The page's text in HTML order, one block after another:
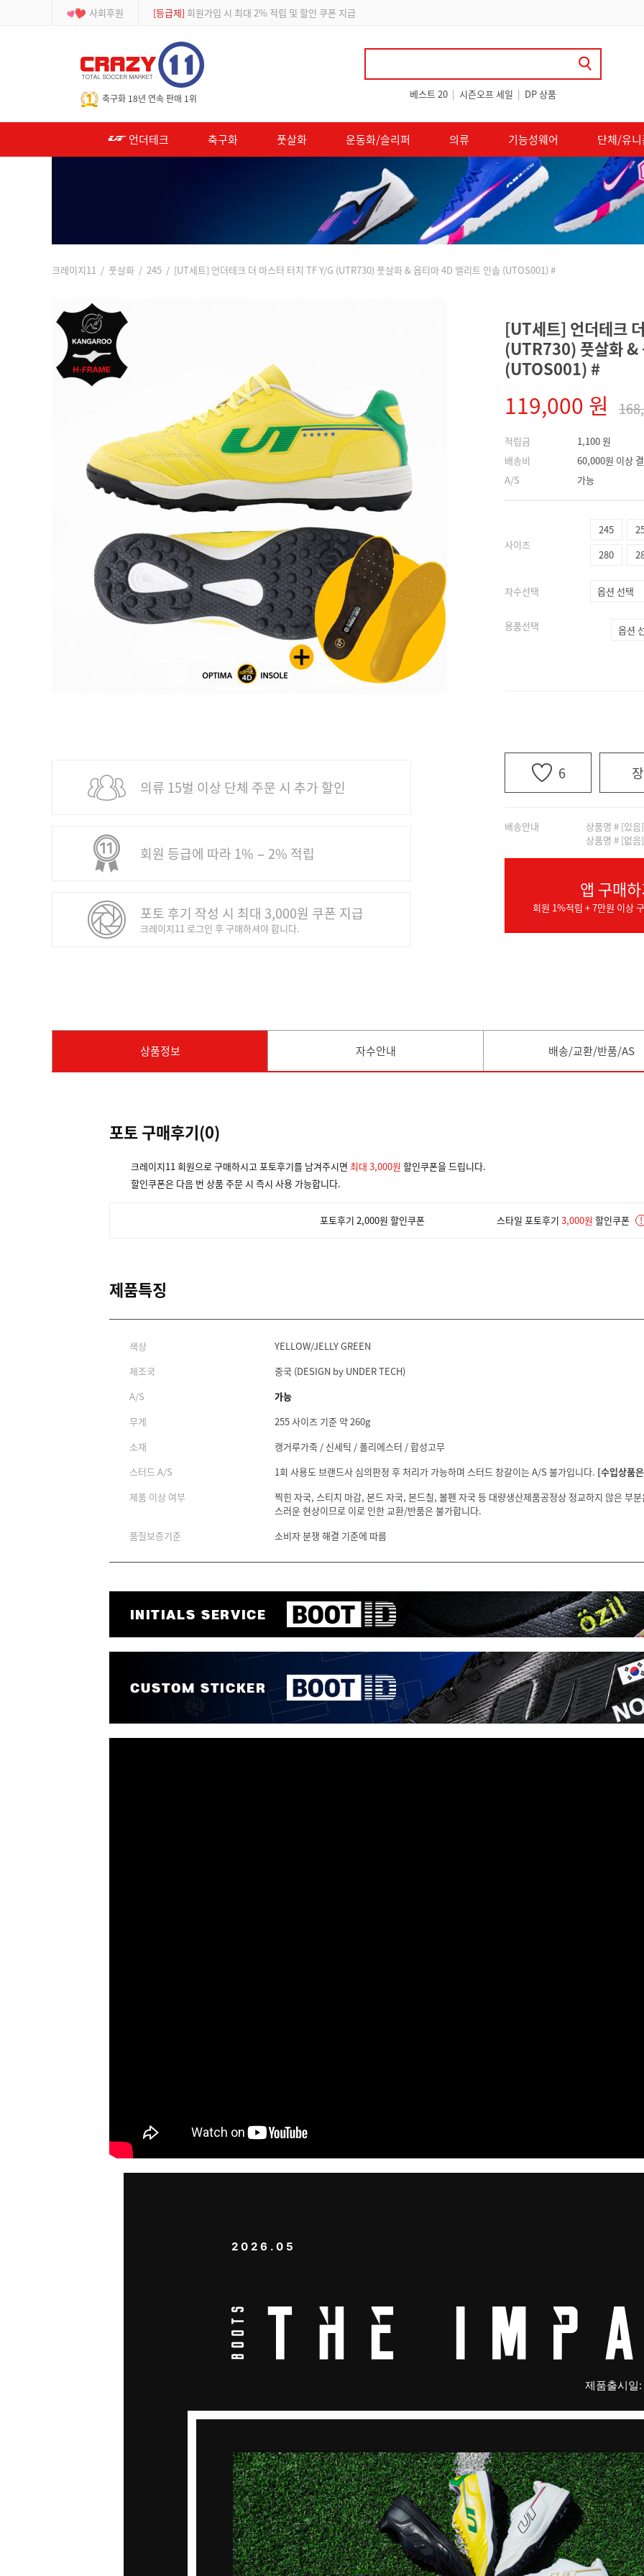
사회후원 [이벤트] APP 주문 시 적립금 500원 추가적립
축구화 18년 연속 판매 1위 베스트 20 | 시즌오프 세일 | DP 상품
언더테크 축구화 풋살화 운동화/슬리퍼 의류 기능성웨어 단체/유
크레이지11 / 풋살화 / 245 / [UT세트] 언더테크 더 마스터 터치 TF Y/G (UTR730) 풋살화 & 옵티마 4D 엘리트 인솔 (UTOS001) #
의류 15벌 이상 단체 주문 시 추가 할인
회원 등급에 따라 1% − 2% 적립
포토 후기 작성 시 최대 3,000원 쿠폰 지급
크레이지11 로그인 후 구매하셔야 합니다.
[UT세트] 언더테크
(UTR730) 풋살화 &
(UTOS001) #
119,000 원
적립금
배송비
A/S
1,100 원
60,000원 이상
가능
사이즈
245
280
자수선택
용품선택
6
배송안내
상품명 # [있
상품명 # [없
앱 구매
회원 1%적립 + 7만원 이상
상품정보 자수안내 배송/교환/반품/AS
포토 구매후기(0)
크레이지11 회원으로 구매하시고 포토후기를 남겨주시면 최대 3,000원 할인쿠폰을 드립니다.
할인쿠폰은 다음 번 상품 주문 시 즉시 사용 가능합니다.
포토후기 2,000원 할인쿠폰 스타일 포토후기 3,000원 할인쿠폰 !
제품특징
색상
YELLOW/JELLY GREEN
제조국
중국 (DESIGN by UNDER TECH)
A/S
가능
무게
255 사이즈 기준 약 260g
소재
캥거루가죽 / 신세틱 / 폴리에스터 / 합성고무
스터드 A/S
1회 사용도 브랜드사 심의판정 후 처리가 가능하며 스터드 창갈이는 A/S 불가입니다. [수입상품
제품 이상 여부
찍힌 자국, 스티치 마감, 본드 자국, 본드칠, 볼펜 자국 등 대량생산제품공정상 정교하지 않은 부
스러운 현상이므로 이로 인한 교환/반품은 불가합니다.
품질보증기준
소비자 분쟁 해결 기준에 따름
2026.05
제품출시일